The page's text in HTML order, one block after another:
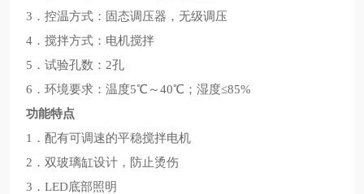
3．控温方式：固态调压器，无级调压
4．搅拌方式：电机搅拌
5．试验孔数：2孔
6．环境要求：温度5℃～40℃；湿度≤85%
功能特点
1．配有可调速的平稳搅拌电机
2．双玻璃缸设计，防止烫伤
3．LED底部照明